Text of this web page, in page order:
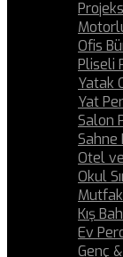
Ofis
Pliseli
Yatak
Yat
Salon
Sahne
Otel
Okul
Kış
Ev
Genç